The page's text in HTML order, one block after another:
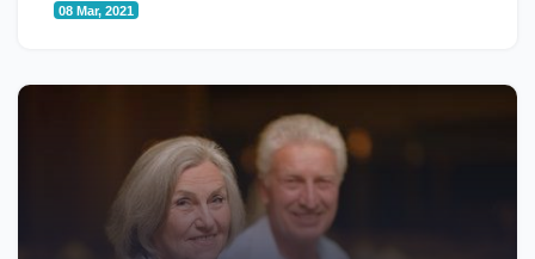
08 Mar, 2021